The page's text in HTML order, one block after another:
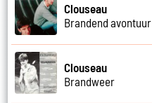
Clouseau
Brandend avontuur
Clouseau
Brandweer